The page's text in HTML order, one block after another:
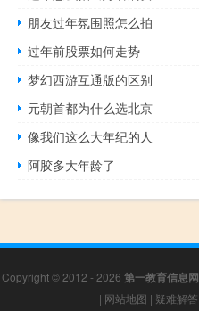
朋友过年氛围照怎么拍
过年前股票如何走势
梦幻西游互通版的区别
元朝首都为什么选北京
像我们这么大年纪的人
阿胶多大年龄了
Copyright © 2012 - 2026 第一教育信息网
| 网站地图 | 疑难解答